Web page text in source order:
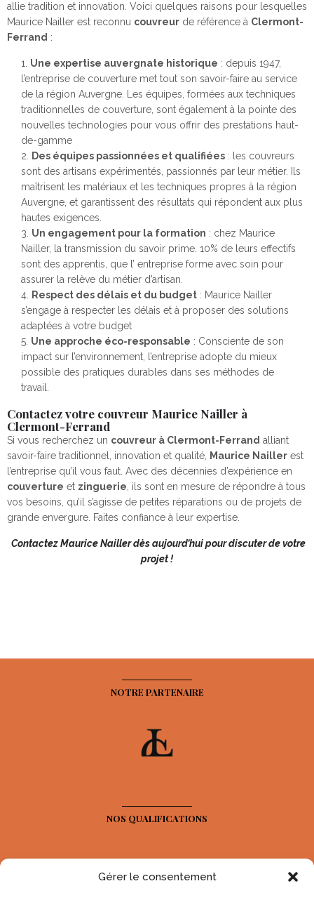
Gérer le consentement
allie tradition et innovation. Voici quelques raisons pour lesquelles
Maurice Nailler est reconnu couvreur de référence à Clermont-
Ferrand :
Une expertise auvergnate historique : depuis 1947,
l’entreprise de couverture met tout son savoir-faire au service
de la région Auvergne. Les équipes, formées aux techniques
traditionnelles de couverture, sont également à la pointe des
nouvelles technologies pour vous offrir des prestations haut-
de-gamme
Des équipes passionnées et qualifiées : les couvreurs
sont des artisans expérimentés, passionnés par leur métier. Ils
maîtrisent les matériaux et les techniques propres à la région
Auvergne, et garantissent des résultats qui répondent aux plus
hautes exigences.
Un engagement pour la formation : chez Maurice
Nailler, la transmission du savoir prime. 10% de leurs effectifs
sont des apprentis, que l’ entreprise forme avec soin pour
assurer la relève du métier d’artisan.
Respect des délais et du budget : Maurice Nailler
s’engage à respecter les délais et à proposer des solutions
adaptées à votre budget
Une approche éco-responsable : Consciente de son
impact sur l’environnement, l’entreprise adopte du mieux
possible des pratiques durables dans ses méthodes de
travail.
Contactez votre couvreur Maurice Nailler à
Clermont-Ferrand
Si vous recherchez un couvreur à Clermont-Ferrand alliant
savoir-faire traditionnel, innovation et qualité,
Maurice Nailler est
l’entreprise qu’il vous faut. Avec des décennies d’expérience en
couverture et zinguerie , ils sont en mesure de répondre à tous
vos besoins, qu’il s’agisse de petites réparations ou de projets de
grande envergure. Faites confiance à leur expertise.
Contactez Maurice Nailler dès aujourd’hui pour discuter de votre
projet !
NOTRE PARTENAIRE
NOS QUALIFICATIONS